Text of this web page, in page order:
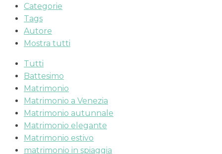
Categorie
Tags
Autore
Mostra tutti
Tutti
Battesimo
Matrimonio
Matrimonio a Venezia
Matrimonio autunnale
Matrimonio elegante
Matrimonio estivo
matrimonio in spiaggia